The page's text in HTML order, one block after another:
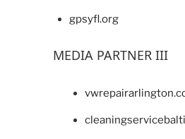
gpsyfl.org
MEDIA PARTNER III